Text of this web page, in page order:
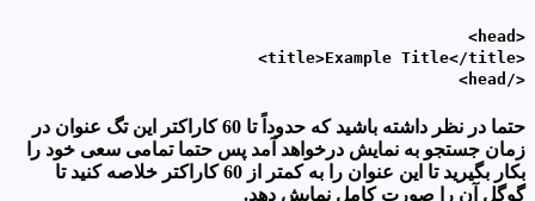
<head>
<title>Example Title</title>
</head>
حتما در نظر داشته باشید که حدوداً تا 60 کاراکتر این تگ عنوان در
زمان جستجو به نمایش درخواهد آمد پس حتما تمامی سعی خود را
بکار بگیرید تا این عنوان را به کمتر از 60 کاراکتر خلاصه کنید تا
گوگل آن را صورت کامل نمایش دهد.